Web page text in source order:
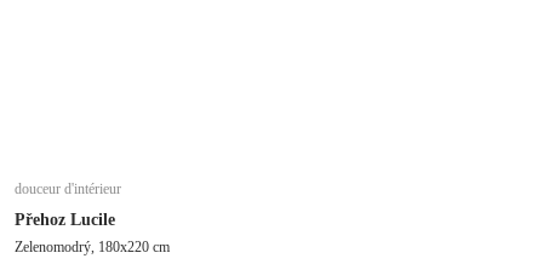
douceur d'intérieur
Přehoz Lucile
Zelenomodrý, 180x220 cm